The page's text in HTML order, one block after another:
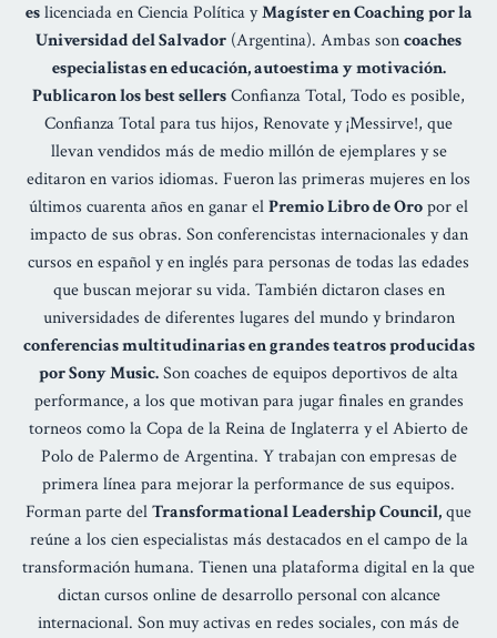
eslicenciada en Ciencia Política yMagíster en Coaching por la
Universidad del Salvador (Argentina). Ambas soncoaches
especialistas en educación, autoestima y motivación.
Publicaron los best sellersConfianza Total, Todo es posible,
Confianza Total para tus hijos, Renovate y ¡Messirve!, que
llevan vendidos más de medio millón de ejemplares y se
editaron en varios idiomas. Fueron las primeras mujeres en los
últimos cuarenta años en ganar elPremio Libro de Oropor el
impacto de sus obras. Son conferencistas internacionales y dan
cursos en español y en inglés para personas de todas las edades
que buscan mejorar su vida. También dictaron clases en
universidades de diferentes lugares del mundo y brindaron
conferencias multitudinarias en grandes teatros producidas
por Sony Music.Son coaches de equipos deportivos de alta
performance, a los que motivan para jugar finales en grandes
torneos como la Copa de la Reina de Inglaterra y el Abierto de
Polo de Palermo de Argentina. Y trabajan con empresas de
primera línea para mejorar la performance de sus equipos.
Forman parte delTransformational Leadership Council,que
reúne a los cien especialistas más destacados en el campo de la
transformación humana. Tienen una plataforma digital en la que
dictan cursos online de desarrollo personal con alcance
internacional. Son muy activas en redes sociales, con más de